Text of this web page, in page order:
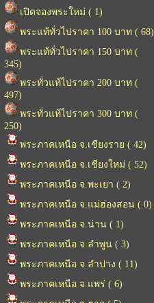
เปิดจองพระใหม่ ( 1)
พระแท้ทั่วไปราคา 100 บาท ( 68)
พระแท้ทั่วไปราคา 150 บาท (
345)
พระทั่วแท้ไปราคา 200 บาท (
497)
พระทั่วแท้ไปราคา 300 บาท (
250)
พระภาคเหนือ จ.เชียงราย ( 42)
พระภาคเหนือ จ.เชียงใหม่ ( 52)
พระภาคเหนือ จ.พะเยา ( 2)
พระภาคเหนือ จ.แม่ฮ่องสอน ( 0)
พระภาคเหนือ จ.น่าน ( 1)
พระภาคเหนือ จ.ลำพูน ( 3)
พระภาคเหนือ จ.ลำปาง ( 11)
พระภาคเหนือ จ.แพร่ ( 6)